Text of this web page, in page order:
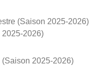
(Saison 2025-2026)
2026)
2025-2026)